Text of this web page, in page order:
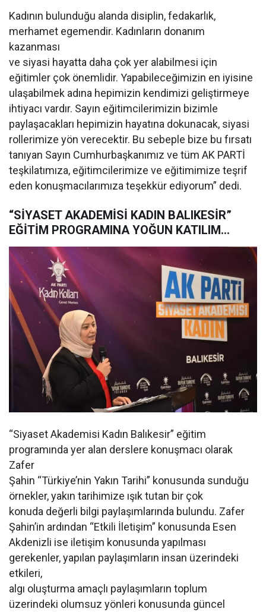
Kadının bulunduğu alanda disiplin, fedakarlık,
merhamet egemendir. Kadınların donanım
kazanması
ve siyasi hayatta daha çok yer alabilmesi için
eğitimler çok önemlidir. Yapabileceğimizin en iyisine
ulaşabilmek adına hepimizin kendimizi geliştirmeye
ihtiyacı vardır. Sayın eğitimcilerimizin bizimle
paylaşacakları hepimizin hayatına dokunacak, siyasi
rollerimize yön verecektir. Bu sebeple bize bu fırsatı
tanıyan Sayın Cumhurbaşkanımız ve tüm AK PARTİ
teşkilatımıza, eğitimcilerimize ve eğitimimize teşrif
eden konuşmacılarımıza teşekkür ediyorum” dedi.
“SİYASET AKADEMİSİ KADIN BALIKESİR”
EĞİTİM PROGRAMINA YOĞUN KATILIM…
“Siyaset Akademisi Kadın Balıkesir” eğitim
programında yer alan derslere konuşmacı olarak
Zafer
Şahin “Türkiye’nin Yakın Tarihi” konusunda sunduğu
örnekler, yakın tarihimize ışık tutan bir çok
konuda değerli bilgi paylaşımlarında bulundu. Zafer
Şahin’in ardından “Etkili İletişim” konusunda Esen
Akdenizli ise iletişim konusunda yapılması
gerekenler, yapılan paylaşımların insan üzerindeki
etkileri,
algı oluşturma amaçlı paylaşımların toplum
üzerindeki olumsuz yönleri konusunda güncel